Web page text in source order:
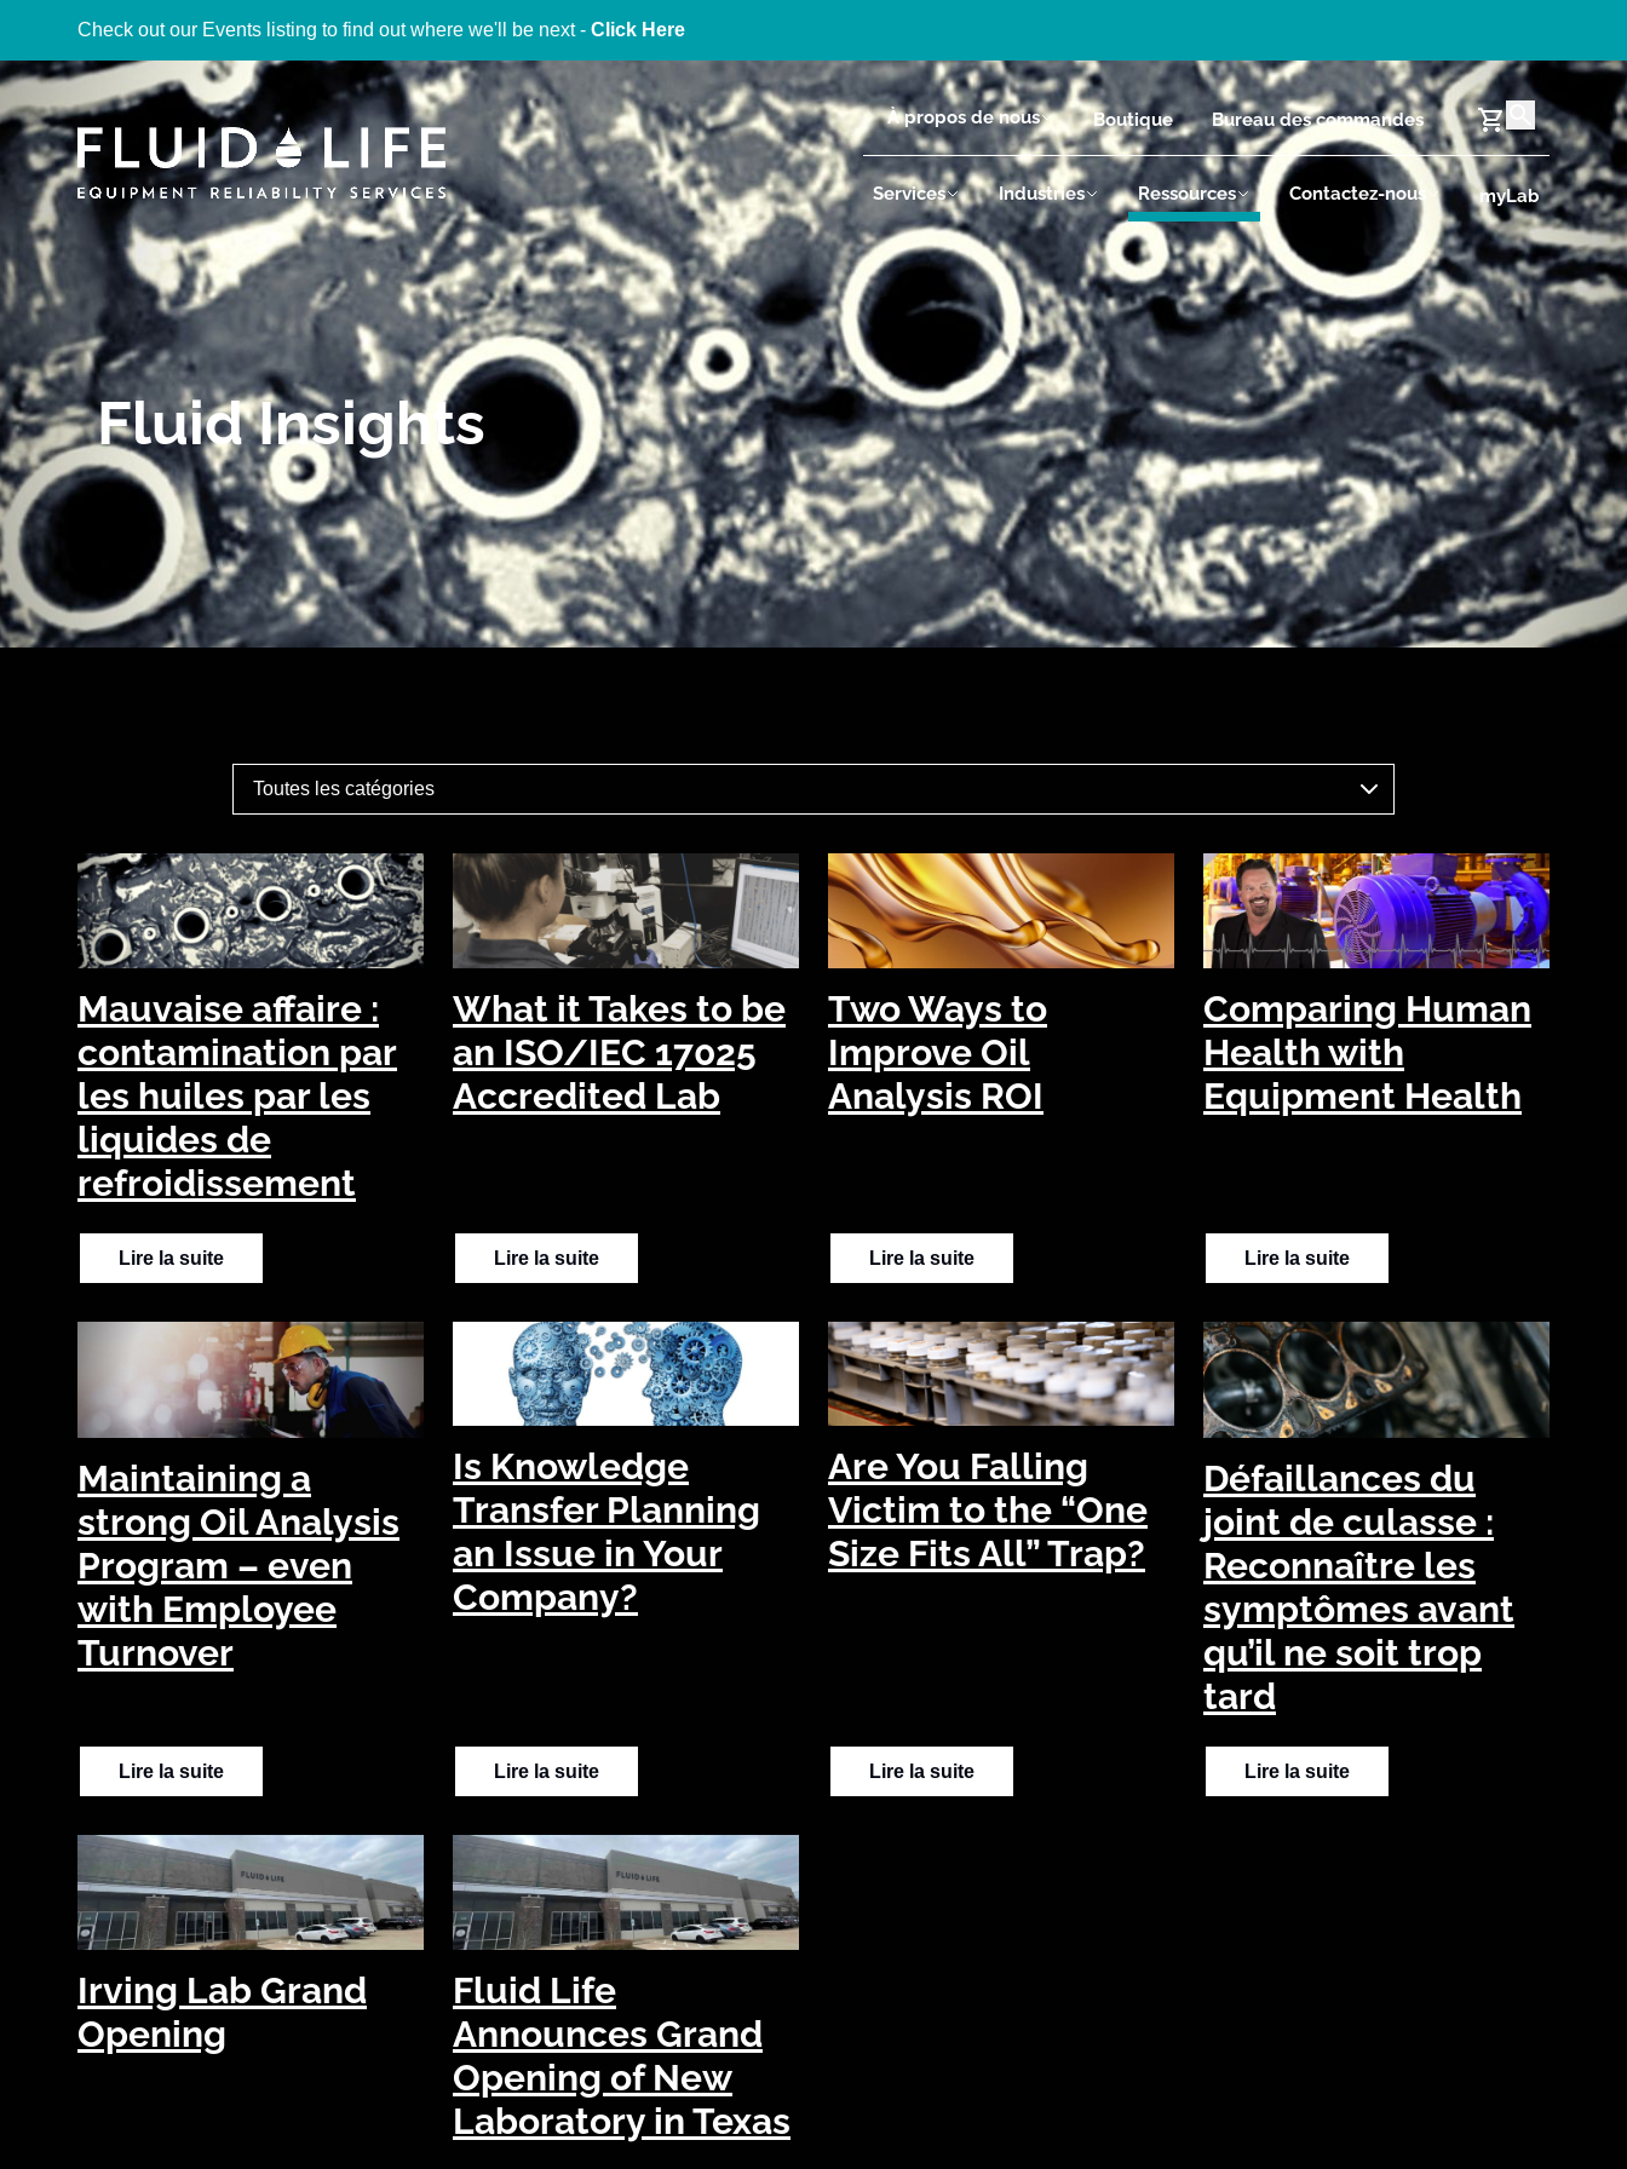
Check out our Events listing to find out where we'll be next - Click Here
À propos de nous Boutique Bureau des commandes
Services Industries Ressources Contactez-nous myLab
Fluid Insights
Mauvaise affaire :
contamination par
les huiles par les
liquides de
refroidissement
Lire la suite
What it Takes to be
an ISO/IEC 17025
Accredited Lab
Lire la suite
Two Ways to
Improve Oil
Analysis ROI
Lire la suite
Comparing Human
Health with
Equipment Health
Lire la suite
Maintaining a
strong Oil Analysis
Program – even
with Employee
Turnover
Lire la suite
Is Knowledge
Transfer Planning
an Issue in Your
Company?
Lire la suite
Are You Falling
Victim to the “One
Size Fits All” Trap?
Lire la suite
Défaillances du
joint de culasse :
Reconnaître les
symptômes avant
qu’il ne soit trop
tard
Lire la suite
Irving Lab Grand
Opening
Fluid Life
Announces Grand
Opening of New
Laboratory in Texas